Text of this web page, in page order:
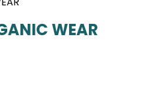
WEAR